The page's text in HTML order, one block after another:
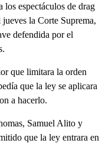
espectáculos de drag
la Corte Suprema,
defendida por el
que limitara la orden
que la ley se aplicara
a hacerlo.
Samuel Alito y
que la ley entrara en